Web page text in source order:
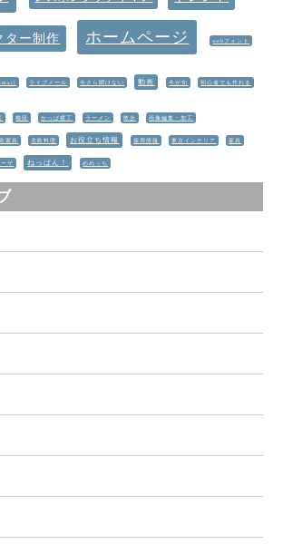
ター制作 ホームページ webフォント
Email ライブメール 今さら聞けない 動画 今が旬 初心者でも作れる
梅田 かっぱ横丁 ラーメン 散歩 画像編集・加工
家具 北欧料理 お役立ち情報 採用情報 東京インテリア 家具
ーザ ねっぱん！ めめっち